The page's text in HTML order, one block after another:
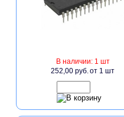
В наличии: 1 шт
252,00 руб.от 1 шт